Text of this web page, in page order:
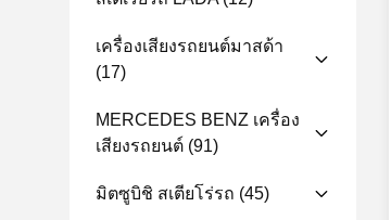
เครื่องเสียงรถยนต์มาสด้า
(17)
MERCEDES BENZ เครื่อง
เสียงรถยนต์ (91)
มิตซูบิชิ สเตียโร่รถ (45)